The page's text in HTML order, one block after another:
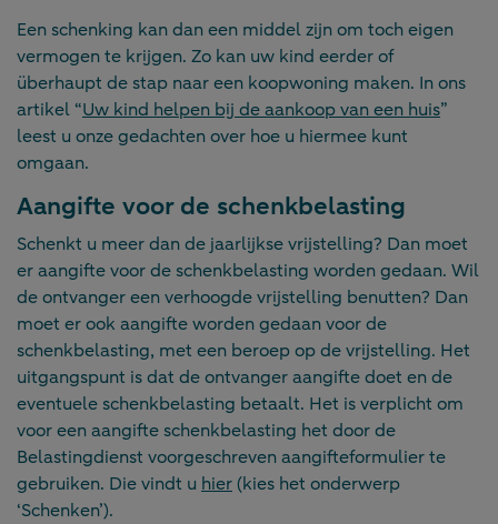
Een schenking kan dan een middel zijn om toch eigen
vermogen te krijgen. Zo kan uw kind eerder of
überhaupt de stap naar een koopwoning maken. In ons
artikel “Uw kind helpen bij de aankoop van een huis”
leest u onze gedachten over hoe u hiermee kunt
omgaan.
Aangifte voor de schenkbelasting
Schenkt u meer dan de jaarlijkse vrijstelling? Dan moet
er aangifte voor de schenkbelasting worden gedaan. Wil
de ontvanger een verhoogde vrijstelling benutten? Dan
moet er ook aangifte worden gedaan voor de
schenkbelasting, met een beroep op de vrijstelling. Het
uitgangspunt is dat de ontvanger aangifte doet en de
eventuele schenkbelasting betaalt. Het is verplicht om
voor een aangifte schenkbelasting het door de
Belastingdienst voorgeschreven aangifteformulier te
gebruiken. Die vindt u hier(kies het onderwerp
‘Schenken’).